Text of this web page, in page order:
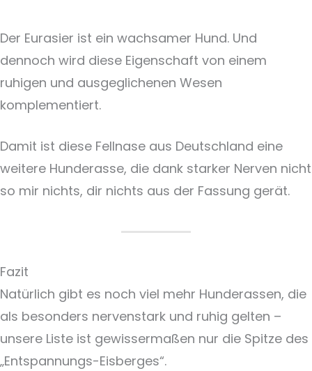
Der Eurasier ist ein wachsamer Hund. Und
dennoch wird diese Eigenschaft von einem
ruhigen und ausgeglichenen Wesen
komplementiert.
Damit ist diese Fellnase aus Deutschland eine
weitere Hunderasse, die dank starker Nerven nicht
so mir nichts, dir nichts aus der Fassung gerät.
Fazit
Natürlich gibt es noch viel mehr Hunderassen, die
als besonders nervenstark und ruhig gelten –
unsere Liste ist gewissermaßen nur die Spitze des
„Entspannungs-Eisberges“.